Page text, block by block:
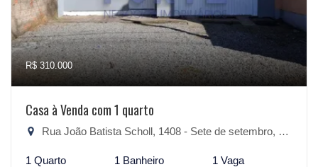
R$ 310.000
Casa à Venda com 1 quarto
Rua João Batista Scholl, 1408 - Sete de setembro, São Lourenço do Sul-RS
1 Quarto 1 Banheiro 1 Vaga